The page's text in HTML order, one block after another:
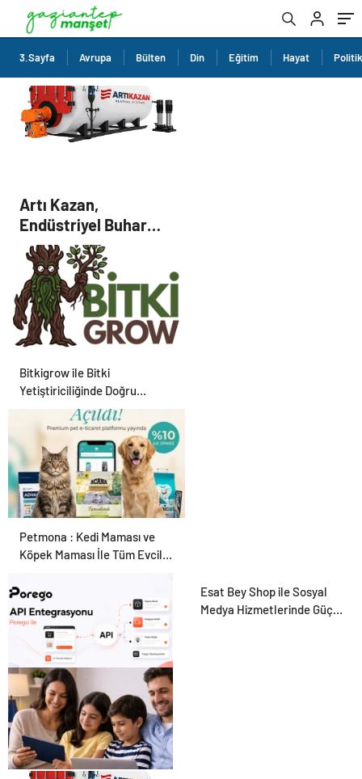
3.Sayfa Avrupa Bülten Din Eğitim Hayat
Artı Kazan,
Endüstriyel Buhar
Kazanı Çözümleriyle
Üretim Tesislerine
Verimli Sistemler
Sunuyor
Bitkigrow ile Bitki
Yetiştiriciliğinde Doğru
Ekipman ve Ürün Seçimi
Petmona : Kedi Maması ve
Köpek Maması İle Tüm Evcil
Porego ile Kargo
Süreçlerinizi Daha Kolay
Yönetin
Esat Bey Shop ile Sosyal
Medya Hizmetlerinde Güçlü